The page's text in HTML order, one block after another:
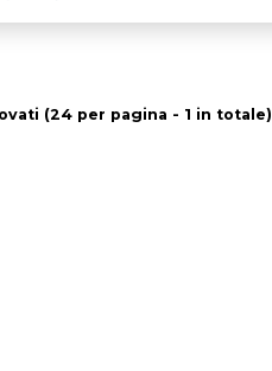
(24 per pagina - 1 in totale)